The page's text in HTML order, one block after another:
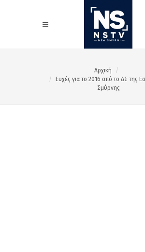
Αρχική
Ευχές για το 2016 από το ΔΣ της
Σμύρνης